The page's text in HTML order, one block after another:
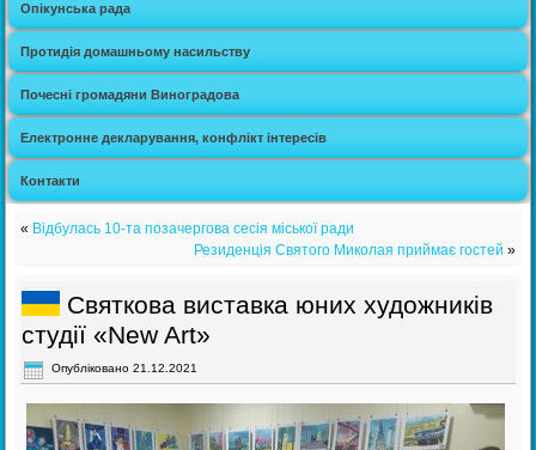
Опікунська рада
Протидія домашньому насильству
Почесні громадяни Виноградова
Електронне декларування, конфлікт інтересів
Контакти
« Відбулась 10-та позачергова сесія міської ради
Резиденція Святого Миколая приймає гостей »
Святкова виставка юних художників
студії «New Art»
Опубліковано 21.12.2021